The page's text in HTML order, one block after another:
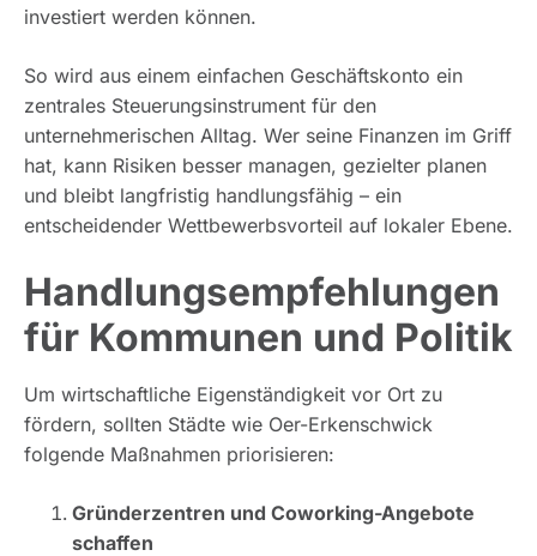
investiert werden können.
So wird aus einem einfachen Geschäftskonto ein
zentrales Steuerungsinstrument für den
unternehmerischen Alltag. Wer seine Finanzen im Griff
hat, kann Risiken besser managen, gezielter planen
und bleibt langfristig handlungsfähig – ein
entscheidender Wettbewerbsvorteil auf lokaler Ebene.
Handlungsempfehlungen
für Kommunen und Politik
Um wirtschaftliche Eigenständigkeit vor Ort zu
fördern, sollten Städte wie Oer-Erkenschwick
folgende Maßnahmen priorisieren:
Gründerzentren und Coworking-Angebote
schaffen